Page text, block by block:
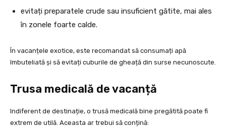
evitați preparatele crude sau insuficient gătite, mai ales
în zonele foarte calde.
În vacanțele exotice, este recomandat să consumați apă
îmbuteliată și să evitați cuburile de gheață din surse necunoscute.
Trusa medicală de vacanță
Indiferent de destinație, o trusă medicală bine pregătită poate fi
extrem de utilă. Aceasta ar trebui să conțină: